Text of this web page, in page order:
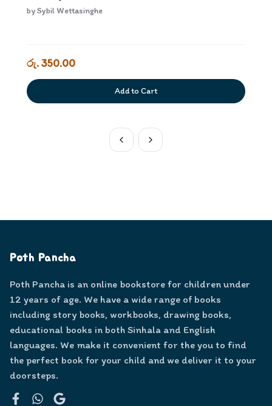
bySybil Wettasinghe
රු. 350.00
Add to Cart
Poth Pancha
Poth Pancha is an online bookstore for children under
12 years of age. We have a wide range of books
including story books, workbooks, drawing books,
educational books in both Sinhala and English
languages. We make it convenient for the you to find
the perfect book for your child and we deliver it to your
doorsteps.